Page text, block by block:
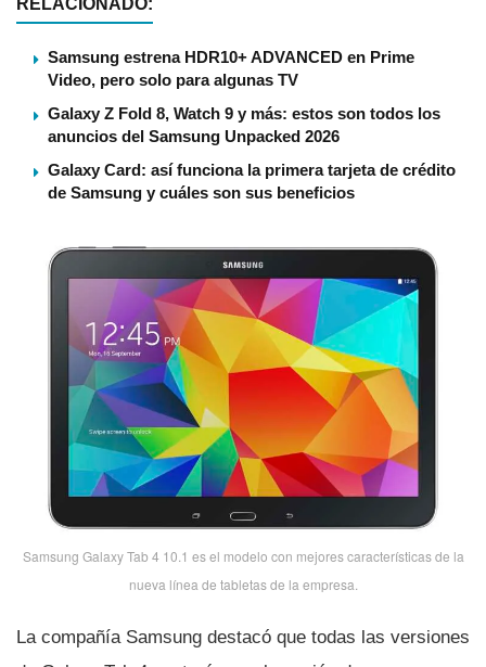
RELACIONADO:
Samsung estrena HDR10+ ADVANCED en Prime
Video, pero solo para algunas TV
Galaxy Z Fold 8, Watch 9 y más: estos son todos los
anuncios del Samsung Unpacked 2026
Galaxy Card: así funciona la primera tarjeta de crédito
de Samsung y cuáles son sus beneficios
Samsung Galaxy Tab 4 10.1 es el modelo con mejores caracterí­sticas de la
nueva lí­nea de tabletas de la empresa.
La compañí­a Samsung destacó que todas las versiones